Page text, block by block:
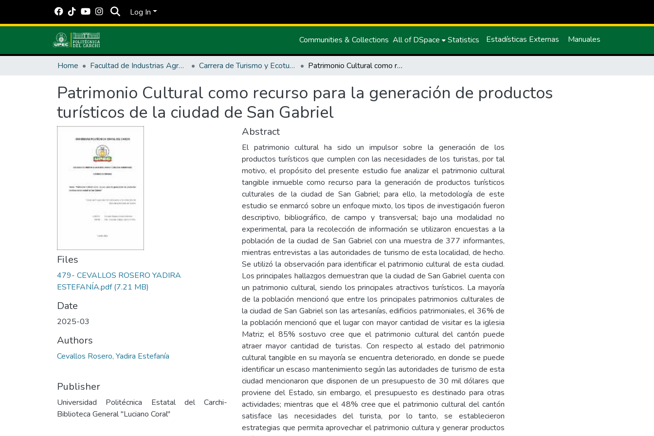
Log In
Communities & Collections All of DSpace Statistics Estadísticas Externas Manuales
Home Facultad de Industrias Agropecuarias y Ciencias Ambientales Carrera de Turismo y Ecoturimo Patrimonio Cultural como recurso para la generación de productos turísticos de la ciudad de San Gabriel
Patrimonio Cultural como recurso para la generación de productos
turísticos de la ciudad de San Gabriel
Files
479- CEVALLOS ROSERO YADIRA
ESTEFANÍA.pdf(7.21 MB)
Date
2025-03
Authors
Cevallos Rosero, Yadira Estefanía
Publisher
Universidad Politécnica Estatal del Carchi-
Biblioteca General "Luciano Coral"
Abstract
El patrimonio cultural ha sido un impulsor sobre la generación de los
productos turísticos que cumplen con las necesidades de los turistas, por tal
motivo, el propósito del presente estudio fue analizar el patrimonio cultural
tangible inmueble como recurso para la generación de productos turísticos
culturales de la ciudad de San Gabriel; para ello, la metodología de este
estudio se enmarcó sobre un enfoque mixto, los tipos de investigación fueron
descriptivo, bibliográfico, de campo y transversal; bajo una modalidad no
experimental, para la recolección de información se utilizaron encuestas a la
población de la ciudad de San Gabriel con una muestra de 377 informantes,
mientras entrevistas a las autoridades de turismo de esta localidad, de hecho.
Se utilizó la observación para identificar el patrimonio cultural de esta ciudad.
Los principales hallazgos demuestran que la ciudad de San Gabriel cuenta con
un patrimonio cultural, siendo los principales atractivos turísticos. La mayoría
de la población mencionó que entre los principales patrimonios culturales de
la ciudad de San Gabriel son las artesanías, edificios patrimoniales, el 36% de
la población mencionó que el lugar con mayor cantidad de visitar es la iglesia
Matriz; el 85% sostuvo cree que el patrimonio cultural del cantón puede
atraer mayor cantidad de turistas. Con respecto al estado del patrimonio
cultural tangible en su mayoría se encuentra deteriorado, en donde se puede
identificar un escaso mantenimiento según las autoridades de turismo de esta
ciudad mencionaron que disponen de un presupuesto de 30 mil dólares que
proviene del Estado, sin embargo, el presupuesto es destinado para otras
actividades; mientras que el 48% cree que el patrimonio cultural del cantón
satisface las necesidades del turista, por lo tanto, se establecieron
estrategias que permita aprovechar el patrimonio cultura y generar productos